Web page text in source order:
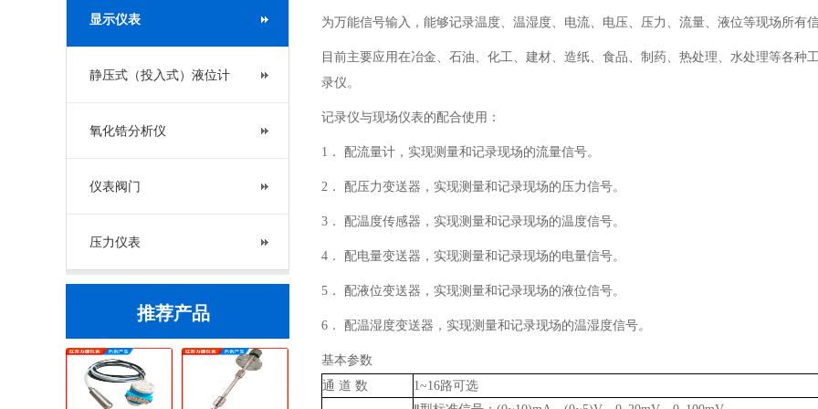
显示仪表
静压式（投入式）液位计
氧化锆分析仪
仪表阀门
压力仪表
推荐产品
为万能信号输入，能够记录温度、温湿度、电流、电压、压力、流量、液位等现场所有
目前主要应用在冶金、石油、化工、建材、造纸、食品、制药、热处理、水处理等各
录仪。
记录仪与现场仪表的配合使用：
1． 配流量计，实现测量和记录现场的流量信号。
2． 配压力变送器，实现测量和记录现场的压力信号。
3． 配温度传感器，实现测量和记录现场的温度信号。
4． 配电量变送器，实现测量和记录现场的电量信号。
5． 配液位变送器，实现测量和记录现场的液位信号。
6． 配温湿度变送器，实现测量和记录现场的温湿度信号。
基本参数
通 道 数
1~16路可选